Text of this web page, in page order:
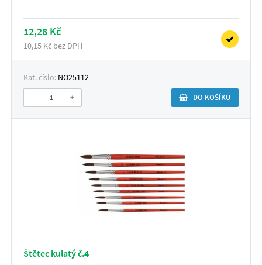
12,28 Kč
10,15 Kč bez DPH
Kat. číslo: NO25112
- + DO KOŠÍKU
Štětec kulatý č.4